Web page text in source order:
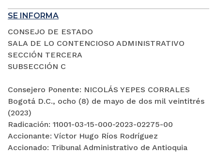
SE INFORMA
CONSEJO DE ESTADO
SALA DE LO CONTENCIOSO ADMINISTRATIVO
SECCIÓN TERCERA
SUBSECCIÓN C
Consejero Ponente: NICOLÁS YEPES CORRALES
Bogotá D.C., ocho (8) de mayo de dos mil veintitrés
(2023)
Radicación: 11001-03-15-000-2023-02275-00
Accionante: Víctor Hugo Ríos Rodríguez
Accionado: Tribunal Administrativo de Antioquia